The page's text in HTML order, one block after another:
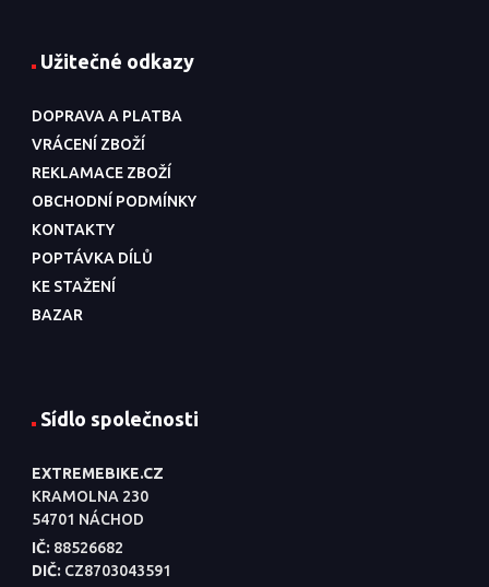
Užitečné odkazy
DOPRAVA A PLATBA
VRÁCENÍ ZBOŽÍ
REKLAMACE ZBOŽÍ
OBCHODNÍ PODMÍNKY
KONTAKTY
POPTÁVKA DÍLŮ
KE STAŽENÍ
BAZAR
Sídlo společnosti
EXTREMEBIKE.CZ
KRAMOLNA 230
54701 NÁCHOD
IČ: 88526682
DIČ: CZ8703043591